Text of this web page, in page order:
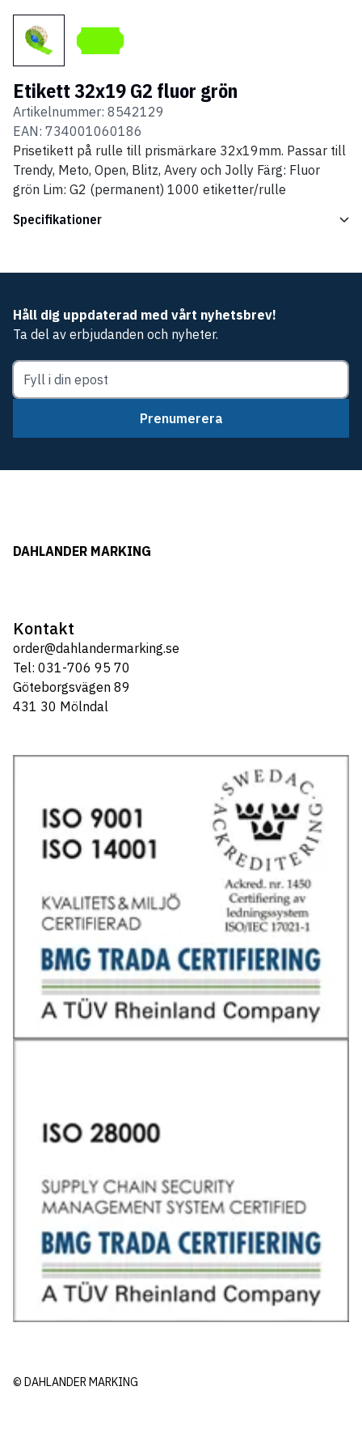
Etikett 32x19 G2 fluor grön
Artikelnummer: 8542129
EAN: 734001060186
Prisetikett på rulle till prismärkare 32x19mm. Passar till
Trendy, Meto, Open, Blitz, Avery och Jolly Färg: Fluor
grön Lim: G2 (permanent) 1000 etiketter/rulle
Specifikationer
Håll dig uppdaterad med vårt nyhetsbrev!
Ta del av erbjudanden och nyheter.
Prenumerera
DAHLANDER MARKING
Kontakt
order@dahlandermarking.se
Tel: 031-706 95 70
Göteborgsvägen 89
431 30 Mölndal
© DAHLANDER MARKING